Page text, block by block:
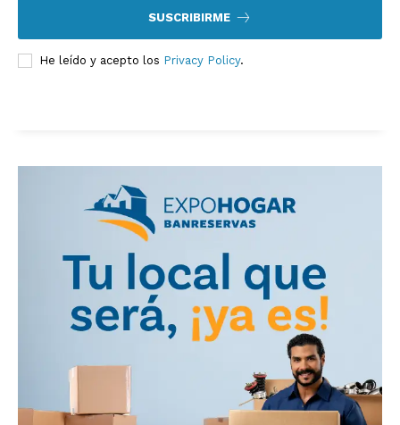
SUSCRIBIRME
He leído y acepto los Privacy Policy.